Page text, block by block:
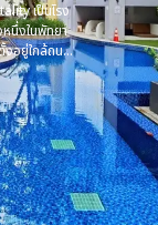
เป็นโรง
นึ่งในพัทยา
งอยู่ใกล้ถนน
งพักทั้งหมด
สิ่งอำนวย
นหยุดของคุณ
ะสบการณ์